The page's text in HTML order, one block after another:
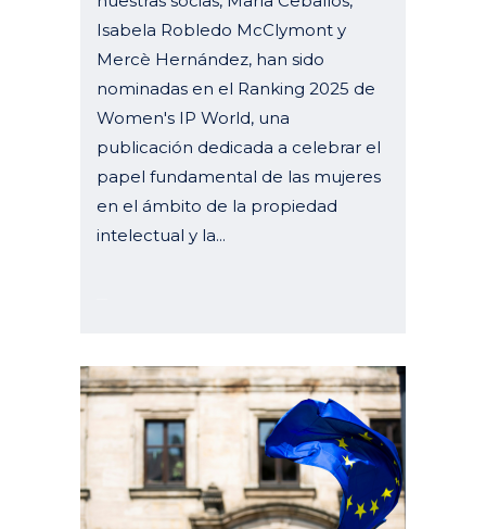
Isabela Robledo McClymont y
Mercè Hernández, han sido
nominadas en el Ranking 2025 de
Women's IP World, una
publicación dedicada a celebrar el
papel fundamental de las mujeres
en el ámbito de la propiedad
intelectual y la...